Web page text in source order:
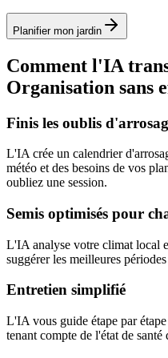
Planifier mon jardin
Comment l'IA
Organisation sans
Finis les oublis
L'IA crée un calendrier
météo et des besoins de vos
oubliez une session.
Semis optimisés pour
L'IA analyse votre climat local
suggérer les meilleures
Entretien simplifié
L'IA vous guide étape par
tenant compte de l'état de santé